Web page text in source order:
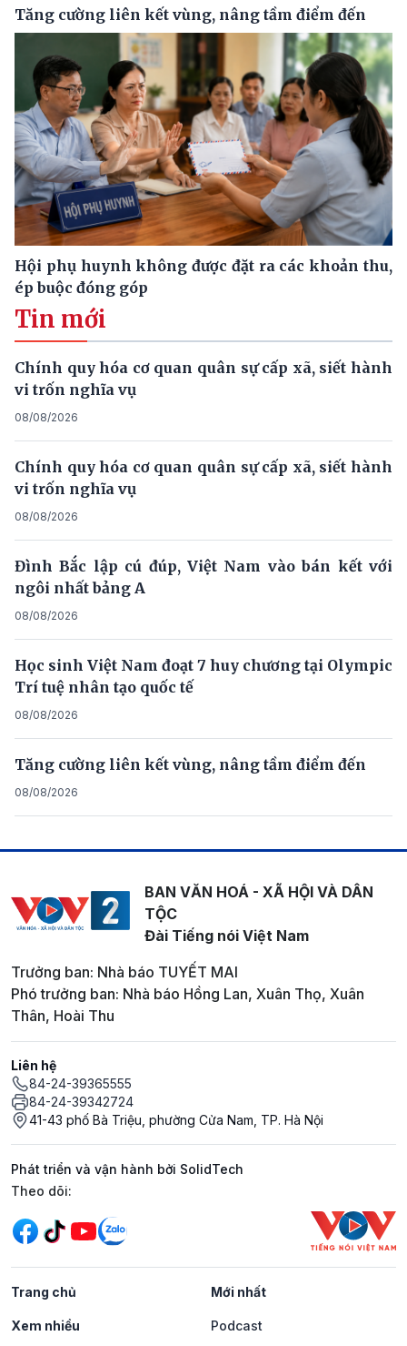
Tăng cường liên kết vùng, nâng tầm điểm đến
Hội phụ huynh không được đặt ra các khoản thu,
ép buộc đóng góp
Tin mới
Chính quy hóa cơ quan quân sự cấp xã, siết hành
vi trốn nghĩa vụ
08/08/2026
Chính quy hóa cơ quan quân sự cấp xã, siết hành
vi trốn nghĩa vụ
08/08/2026
Đình Bắc lập cú đúp, Việt Nam vào bán kết với
ngôi nhất bảng A
08/08/2026
Học sinh Việt Nam đoạt 7 huy chương tại Olympic
Trí tuệ nhân tạo quốc tế
08/08/2026
Tăng cường liên kết vùng, nâng tầm điểm đến
08/08/2026
BAN VĂN HOÁ - XÃ HỘI VÀ DÂN
TỘC
Đài Tiếng nói Việt Nam
Trưởng ban: Nhà báo TUYẾT MAI
Phó trưởng ban: Nhà báo Hồng Lan, Xuân Thọ, Xuân
Thân, Hoài Thu
Liên hệ
84-24-39365555
84-24-39342724
41-43 phố Bà Triệu, phường Cửa Nam, TP. Hà Nội
Phát triển và vận hành bởi SolidTech
Mạng xã hội
Theo dõi:
Trang chủ Mới nhất
Xem nhiều Podcast